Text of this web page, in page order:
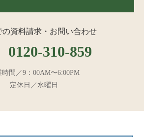
の資料請求・お問い合わせ
0120-310-859
時間／9：00AM〜6:00PM
定休日／水曜日